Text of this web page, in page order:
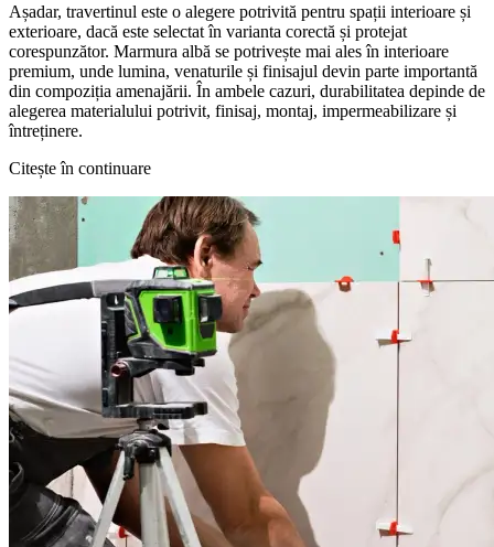
Așadar, travertinul este o alegere potrivită pentru spații interioare și
exterioare, dacă este selectat în varianta corectă și protejat
corespunzător. Marmura albă se potrivește mai ales în interioare
premium, unde lumina, venaturile și finisajul devin parte importantă
din compoziția amenajării. În ambele cazuri, durabilitatea depinde de
alegerea materialului potrivit, finisaj, montaj, impermeabilizare și
întreținere.
Citește în continuare